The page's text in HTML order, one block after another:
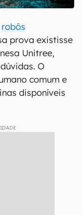
robôs
prova existisse
Unitree,
O
comum e
disponíveis